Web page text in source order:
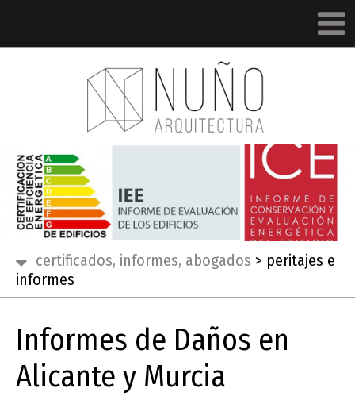
certificados, informes, abogados > peritajes e
informes
Informes de Daños en
Alicante y Murcia